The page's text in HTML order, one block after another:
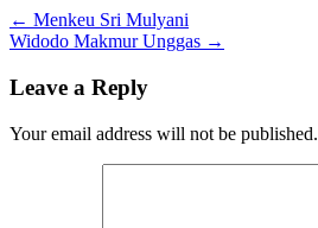
Post
navigation
← Menkeu Sri Mulyani
Widodo Makmur Unggas →
Leave a Reply
Your email address will not be published.